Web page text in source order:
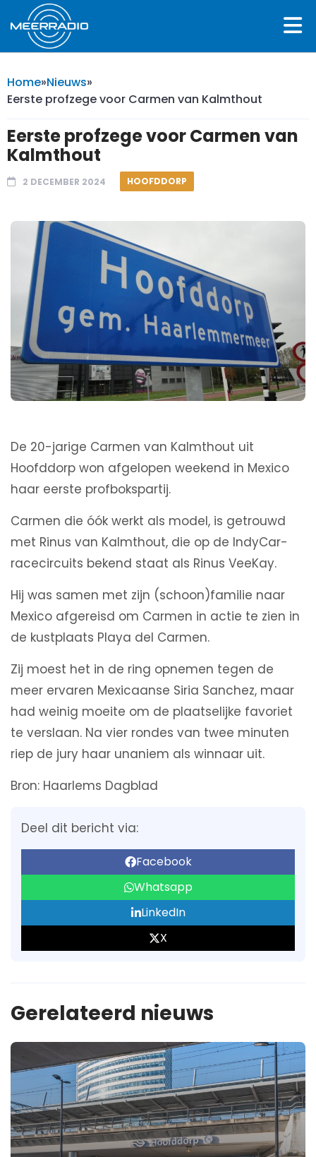
Home»Nieuws»
Eerste profzege voor Carmen van Kalmthout
Eerste profzege voor Carmen van
Kalmthout
2 DECEMBER 2024 HOOFDDORP
De 20-jarige Carmen van Kalmthout uit
Hoofddorp won afgelopen weekend in Mexico
haar eerste profbokspartij.
Carmen die óók werkt als model, is getrouwd
met Rinus van Kalmthout, die op de IndyCar-
racecircuits bekend staat als Rinus VeeKay.
Hij was samen met zijn (schoon)familie naar
Mexico afgereisd om Carmen in actie te zien in
de kustplaats Playa del Carmen.
Zij moest het in de ring opnemen tegen de
meer ervaren Mexicaanse Siria Sanchez, maar
had weinig moeite om de plaatselijke favoriet
te verslaan. Na vier rondes van twee minuten
riep de jury haar unaniem als winnaar uit.
Bron: Haarlems Dagblad
Deel dit bericht via:
Facebook
Whatsapp
LinkedIn
X
Gerelateerd nieuws